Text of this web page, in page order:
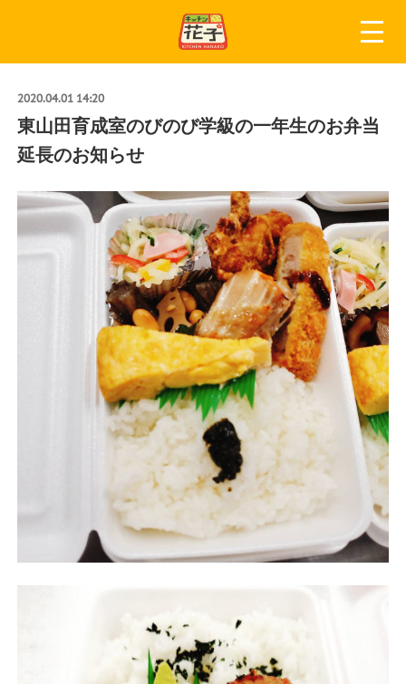
2020.04.01 14:20
東山田育成室のびのび学級の一年生のお弁当
延長のお知らせ